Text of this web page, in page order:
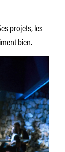
projets, les
bien.